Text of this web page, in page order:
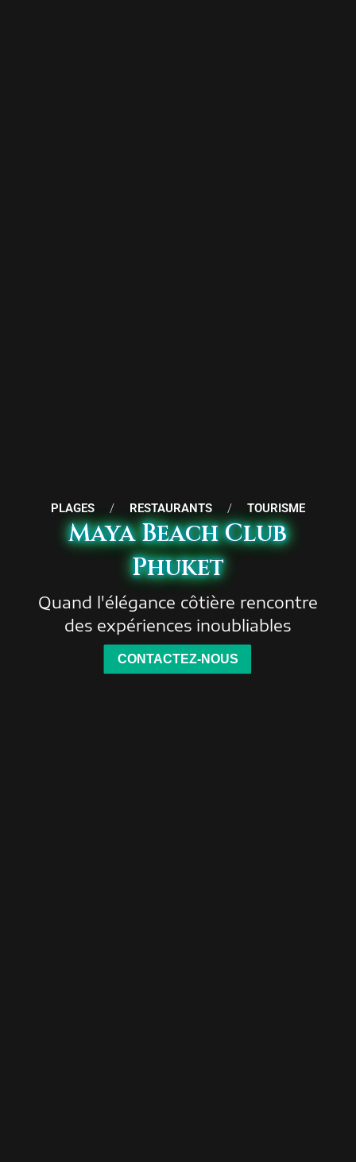
PLAGES / RESTAURANTS / TOURISME
Maya Beach Club
Phuket
Quand l'élégance côtière rencontre
des expériences inoubliables
CONTACTEZ-NOUS